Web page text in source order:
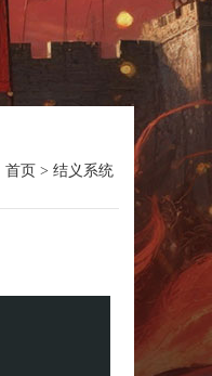
首页 > 结义系统